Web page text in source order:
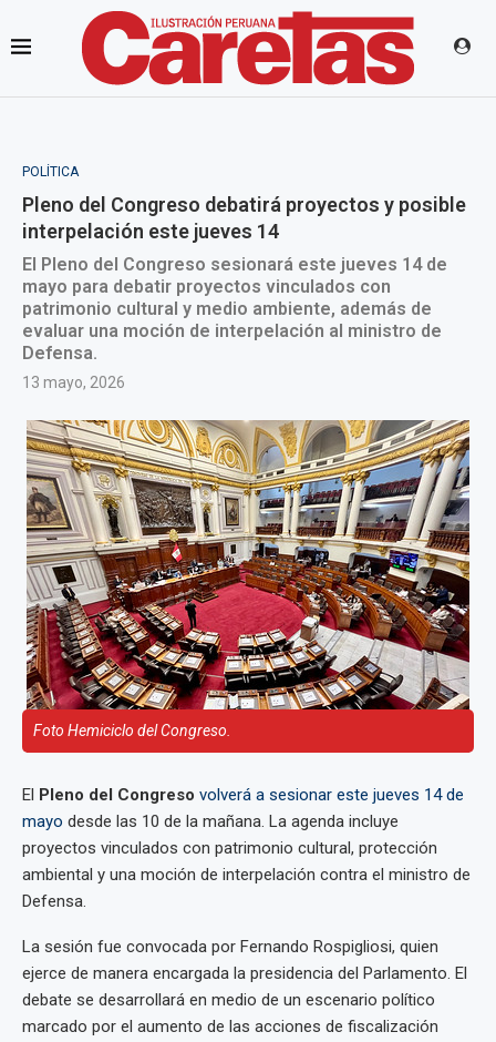
POLÍTICA
Pleno del Congreso debatirá proyectos y posible
interpelación este jueves 14
El Pleno del Congreso sesionará este jueves 14 de
mayo para debatir proyectos vinculados con
patrimonio cultural y medio ambiente, además de
evaluar una moción de interpelación al ministro de
Defensa.
13 mayo, 2026
Foto Hemiciclo del Congreso.
El Pleno del Congreso volverá a sesionar este jueves 14 de
mayo desde las 10 de la mañana. La agenda incluye
proyectos vinculados con patrimonio cultural, protección
ambiental y una moción de interpelación contra el ministro de
Defensa.
La sesión fue convocada por Fernando Rospigliosi, quien
ejerce de manera encargada la presidencia del Parlamento. El
debate se desarrollará en medio de un escenario político
marcado por el aumento de las acciones de fiscalización